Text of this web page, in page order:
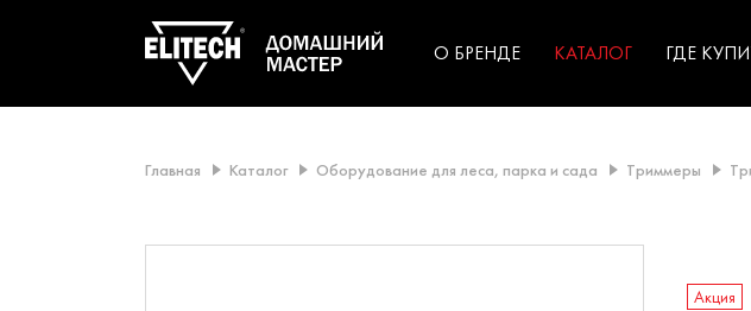
О БРЕНДЕ КАТАЛОГ ГДЕ
Главная Каталог Оборудование для леса, парка и сада Триммеры
Акция